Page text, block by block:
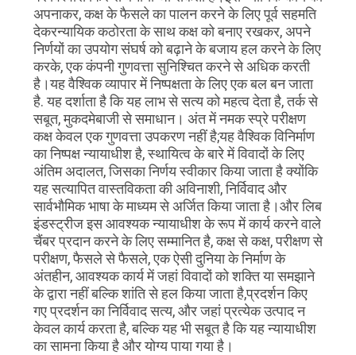
अपनाकर, कक्ष के फैसले का पालन करने के लिए पूर्व सहमति
देकरन्यायिक कठोरता के साथ कक्ष को बनाए रखकर, अपने
निर्णयों का उपयोग संघर्ष को बढ़ाने के बजाय हल करने के लिए
करके, एक कंपनी गुणवत्ता सुनिश्चित करने से अधिक करती
है।यह वैश्विक व्यापार में निष्पक्षता के लिए एक बल बन जाता
है. यह दर्शाता है कि यह लाभ से सत्य को महत्व देता है, तर्क से
सबूत, मुकदमेबाजी से समाधान। अंत में नमक स्प्रे परीक्षण
कक्ष केवल एक गुणवत्ता उपकरण नहीं है;यह वैश्विक विनिर्माण
का निष्पक्ष न्यायाधीश है, स्थायित्व के बारे में विवादों के लिए
अंतिम अदालत, जिसका निर्णय स्वीकार किया जाता है क्योंकि
यह सत्यापित वास्तविकता की अविनाशी, निर्विवाद और
सार्वभौमिक भाषा के माध्यम से अर्जित किया जाता है।और लिब
इंडस्ट्रीज इस आवश्यक न्यायाधीश के रूप में कार्य करने वाले
चैंबर प्रदान करने के लिए सम्मानित है, कक्ष से कक्ष, परीक्षण से
परीक्षण, फैसले से फैसले, एक ऐसी दुनिया के निर्माण के
अंतहीन, आवश्यक कार्य में जहां विवादों को शक्ति या समझाने
के द्वारा नहीं बल्कि शांति से हल किया जाता है,प्रदर्शन किए
गए प्रदर्शन का निर्विवाद सत्य, और जहां प्रत्येक उत्पाद न
केवल कार्य करता है, बल्कि यह भी सबूत है कि यह न्यायाधीश
का सामना किया है और योग्य पाया गया है।